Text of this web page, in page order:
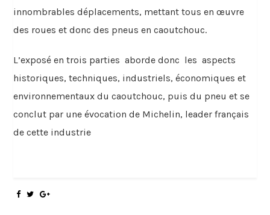
innombrables déplacements, mettant tous en œuvre
des roues et donc des pneus en caoutchouc.
L’exposé en trois parties aborde donc les aspects
historiques, techniques, industriels, économiques et
environnementaux du caoutchouc, puis du pneu et se
conclut par une évocation de Michelin, leader français
de cette industrie